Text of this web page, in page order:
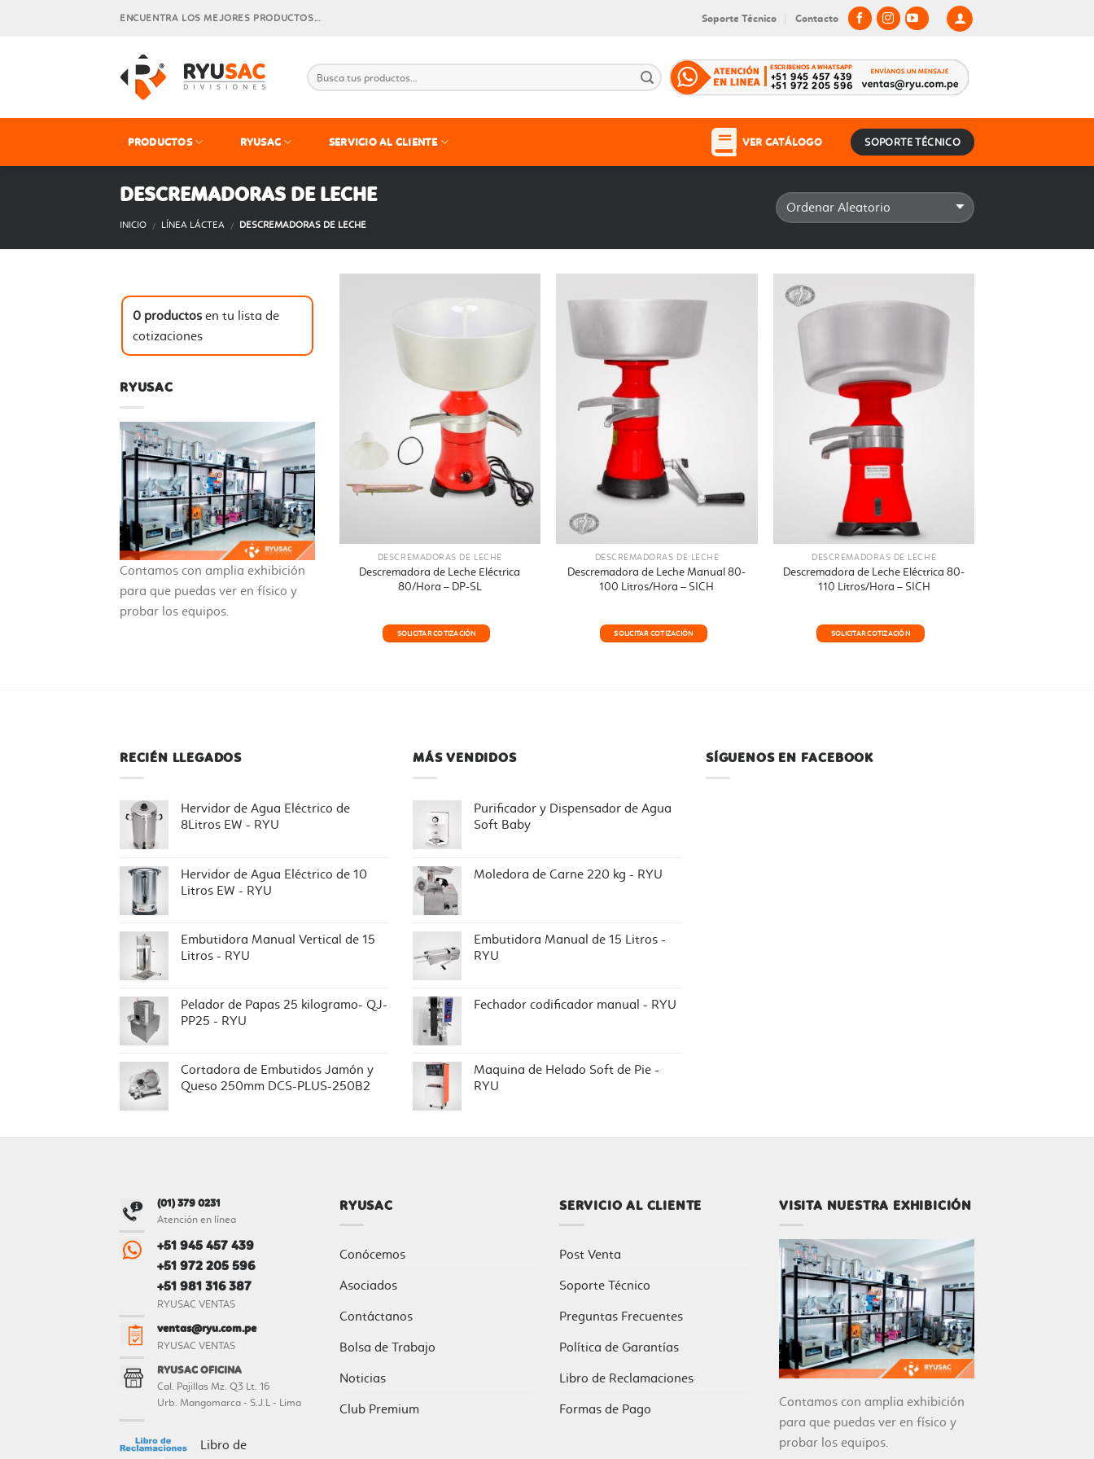
ENCUENTRA LOS MEJORES PRODUCTOS... Soporte Técnico Contacto
PRODUCTOS RYUSAC SERVICIO AL CLIENTE VER CATÁLOGO SOPORTE TÉCNICO
DESCREMADORAS DE LECHE
INICIO / LÍNEA LÁCTEA / DESCREMADORAS DE LECHE
0 productosen tu lista de
cotizaciones
RYUSAC
Contamos con amplia exhibición
para que puedas ver en físico y
probar los equipos.
DESCREMADORAS DE LECHE
Descremadora de Leche Eléctrica
80/Hora – DP-SL
SOLICITAR COTIZACIÓN
DESCREMADORAS DE LECHE
Descremadora de Leche Manual 80-
100 Litros/Hora – SICH
SOLICITAR COTIZACIÓN
DESCREMADORAS DE LECHE
Descremadora de Leche Eléctrica 80-
110 Litros/Hora – SICH
SOLICITAR COTIZACIÓN
RECIÉN LLEGADOS
Hervidor de Agua Eléctrico de
8Litros EW - RYU
Hervidor de Agua Eléctrico de 10
Litros EW - RYU
Embutidora Manual Vertical de 15
Litros - RYU
Pelador de Papas 25 kilogramo- QJ-
PP25 - RYU
Cortadora de Embutidos Jamón y
Queso 250mm DCS-PLUS-250B2
MÁS VENDIDOS
Purificador y Dispensador de Agua
Soft Baby
Moledora de Carne 220 kg - RYU
Embutidora Manual de 15 Litros -
RYU
Fechador codificador manual - RYU
Maquina de Helado Soft de Pie -
RYU
SÍGUENOS EN FACEBOOK
(01) 379 0231
Atención en línea
+51 945 457 439
+51 972 205 596
+51 981 316 387
RYUSAC VENTAS
ventas@ryu.com.pe
RYUSAC VENTAS
RYUSAC OFICINA
Cal. Pajillas Mz. Q3 Lt. 16
Urb. Mangomarca - S.J.L - Lima
Libro de
RYUSAC
Conócemos
Asociados
Contáctanos
Bolsa de Trabajo
Noticias
Club Premium
SERVICIO AL CLIENTE
Post Venta
Soporte Técnico
Preguntas Frecuentes
Política de Garantías
Libro de Reclamaciones
Formas de Pago
VISITA NUESTRA EXHIBICIÓN
Contamos con amplia exhibición
para que puedas ver en físico y
probar los equipos.